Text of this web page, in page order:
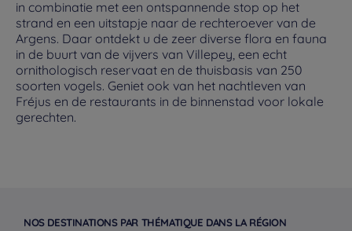
in combinatie met een ontspannende stop op het
strand en een uitstapje naar de rechteroever van de
Argens. Daar ontdekt u de zeer diverse flora en fauna
in de buurt van de vijvers van Villepey, een echt
ornithologisch reservaat en de thuisbasis van 250
soorten vogels. Geniet ook van het nachtleven van
Fréjus en de restaurants in de binnenstad voor lokale
gerechten.
NOS DESTINATIONS PAR THÉMATIQUE DANS LA RÉGION